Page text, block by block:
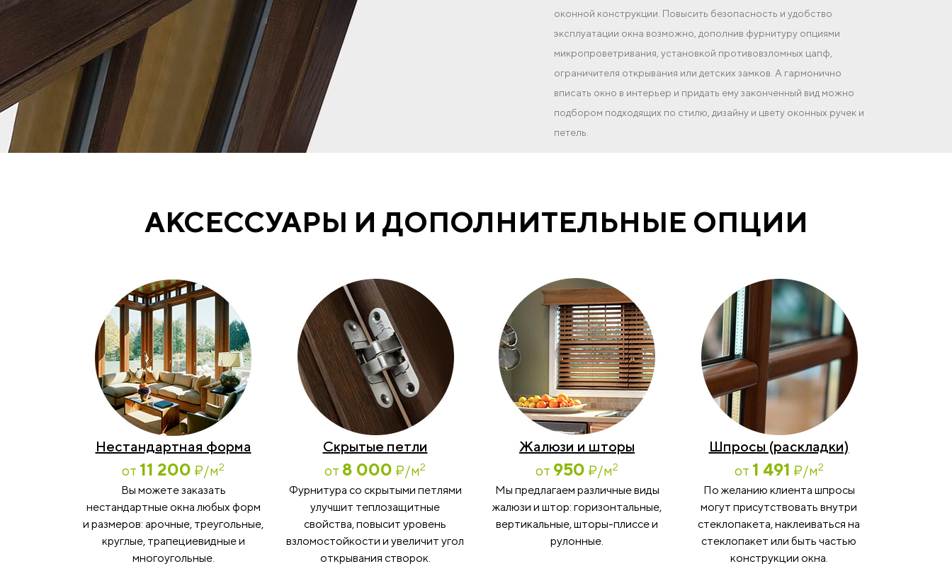
оконной конструкции. Повысить безопасность и удобство
эксплуатации окна возможно, дополнив фурнитуру опциями
микропроветривания, установкой противовзломных цапф,
ограничителя открывания или детских замков. А гармонично
вписать окно в интерьер и придать ему законченный вид можно
подбором подходящих по стилю, дизайну и цвету оконных ручек и
петель.
АКСЕССУАРЫ И ДОПОЛНИТЕЛЬНЫЕ ОПЦИИ
Нестандартная форма
от 11 200 ₽/м2
Вы можете заказать
нестандартные окна любых форм
и размеров: арочные, треугольные,
круглые, трапециевидные и
многоугольные.
Скрытые петли
от 8 000 ₽/м2
Фурнитура со скрытыми петлями
улучшит теплозащитные
свойства, повысит уровень
взломостойкости и увеличит угол
открывания створок.
Жалюзи и шторы
от 950 ₽/м2
Мы предлагаем различные виды
жалюзи и штор: горизонтальные,
вертикальные, шторы-плиссе и
рулонные.
Шпросы (раскладки)
от 1 491 ₽/м2
По желанию клиента шпросы
могут присутствовать внутри
стеклопакета, наклеиваться на
стеклопакет или быть частью
конструкции окна.